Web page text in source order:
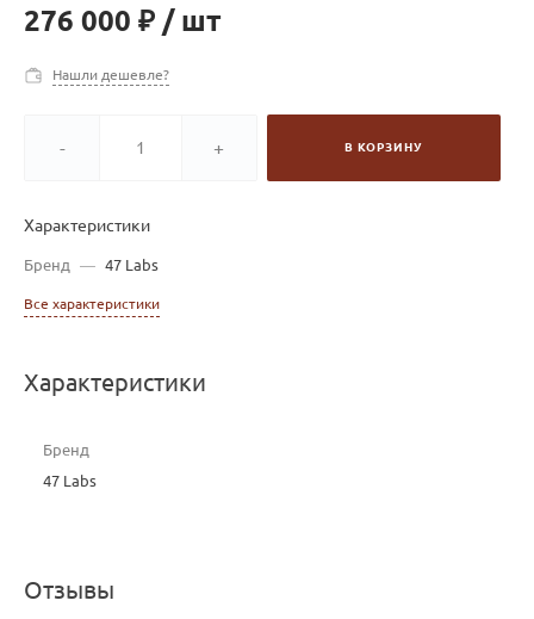
276 000 ₽ / шт
Нашли дешевле?
- + В КОРЗИНУ
Характеристики
Бренд — 47 Labs
Все характеристики
Характеристики
Бренд
47 Labs
Отзывы